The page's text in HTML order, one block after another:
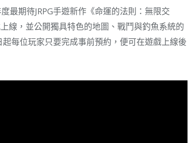
最期待JRPG手遊新作《命運的法則：無限交
線，並公開獨具特色的地圖、戰鬥與釣魚系統的
每位玩家只要完成事前預約，便可在遊戲上線後